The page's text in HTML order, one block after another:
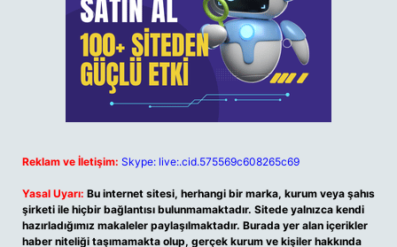
Reklam ve İletişim: Skype: live:.cid.575569c608265c69
Yasal Uyarı: Bu internet sitesi, herhangi bir marka, kurum veya şahıs
şirketi ile hiçbir bağlantısı bulunmamaktadır. Sitede yalnızca kendi
hazırladığımız makaleler paylaşılmaktadır. Burada yer alan içerikler
haber niteliği taşımamakta olup, gerçek kurum ve kişiler hakkında